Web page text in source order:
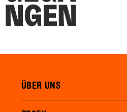
ÜBER UNS